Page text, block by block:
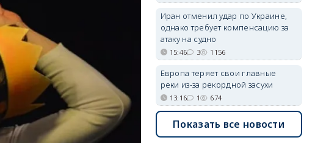
Иран отменил удар по Украине,
однако требует компенсацию за
атаку на судно
15:46 3 1156
Европа теряет свои главные
реки из-за рекордной засухи
13:16 1 674
Показать все новости